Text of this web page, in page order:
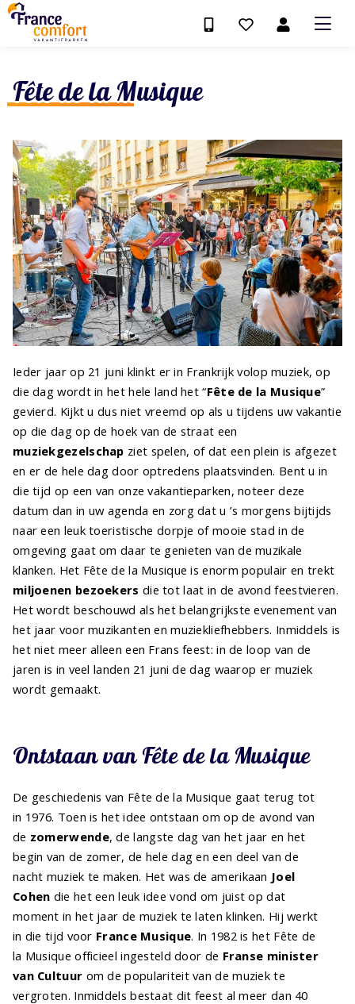
Fête de la Musique
Ieder jaar op 21 juni klinkt er in Frankrijk volop muziek, op
die dag wordt in het hele land het “Fête de la Musique”
gevierd. Kijkt u dus niet vreemd op als u tijdens uw vakantie
op die dag op de hoek van de straat een
muziekgezelschap ziet spelen, of dat een plein is afgezet
en er de hele dag door optredens plaatsvinden. Bent u in
die tijd op een van onze vakantieparken, noteer deze
datum dan in uw agenda en zorg dat u ’s morgens bijtijds
naar een leuk toeristische dorpje of mooie stad in de
omgeving gaat om daar te genieten van de muzikale
klanken. Het Fête de la Musique is enorm populair en trekt
miljoenen bezoekers die tot laat in de avond feestvieren.
Het wordt beschouwd als het belangrijkste evenement van
het jaar voor muzikanten en muziekliefhebbers. Inmiddels is
het niet meer alleen een Frans feest: in de loop van de
jaren is in veel landen 21 juni de dag waarop er muziek
wordt gemaakt.
Ontstaan van Fête de la Musique
De geschiedenis van Fête de la Musique gaat terug tot
in 1976. Toen is het idee ontstaan om op de avond van
de zomerwende, de langste dag van het jaar en het
begin van de zomer, de hele dag en een deel van de
nacht muziek te maken. Het was de amerikaan Joel
Cohen die het een leuk idee vond om juist op dat
moment in het jaar de muziek te laten klinken. Hij werkt
in die tijd voor France Musique. In 1982 is het Fête de
la Musique officieel ingesteld door de Franse minister
van Cultuur om de populariteit van de muziek te
vergroten. Inmiddels bestaat dit feest al meer dan 40